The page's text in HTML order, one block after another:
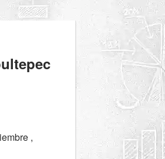
,